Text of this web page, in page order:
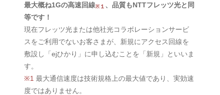
最大概ね1Gの高速回線※１ 、品質もNTTフレッツ光と同
等です！
現在フレッツ光または他社光コラボレーションサービ
スをご利用でないお客さまが、新規にアクセス回線を
敷設し「ejひかり」に申し込むことを「新規」といいま
す。
※1 最大通信速度は技術規格上の最大値であり、実効速
度ではありません。